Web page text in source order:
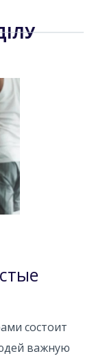
состоит
важную